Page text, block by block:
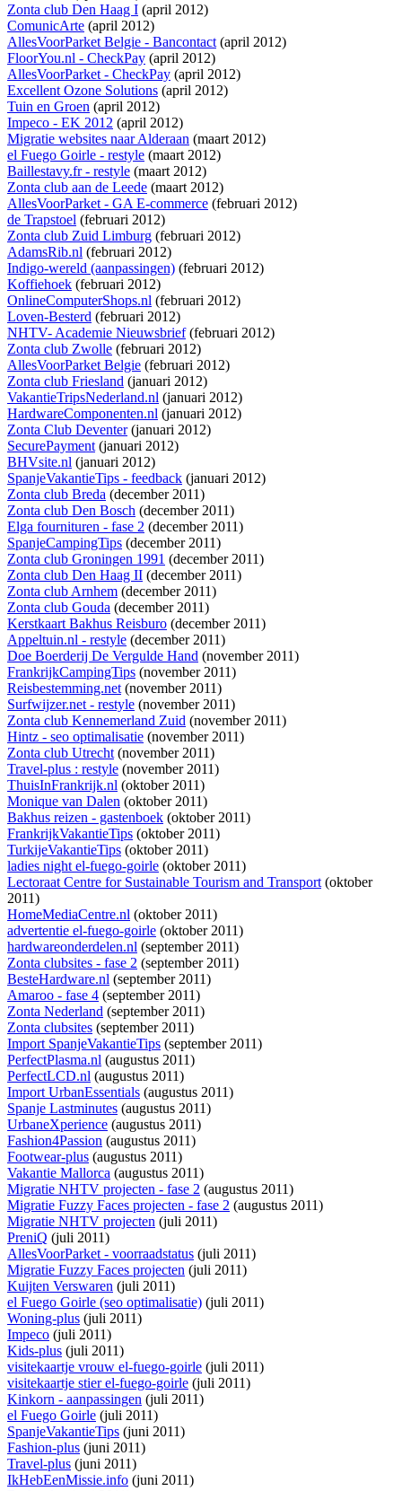
Zonta club Den Haag I (april 2012)
ComunicArte (april 2012)
AllesVoorParket Belgie - Bancontact(april 2012)
FloorYou.nl - CheckPay (april 2012)
AllesVoorParket - CheckPay (april 2012)
Excellent Ozone Solutions (april 2012)
Tuin en Groen (april 2012)
Impeco - EK 2012 (april 2012)
Migratie websites naar Alderaan (maart 2012)
el Fuego Goirle - restyle (maart 2012)
Baillestavy.fr - restyle (maart 2012)
Zonta club aan de Leede (maart 2012)
AllesVoorParket - GA E-commerce (februari 2012)
de Trapstoel (februari 2012)
Zonta club Zuid Limburg (februari 2012)
AdamsRib.nl (februari 2012)
Indigo-wereld (aanpassingen) (februari 2012)
Koffiehoek (februari 2012)
OnlineComputerShops.nl (februari 2012)
Loven-Besterd (februari 2012)
NHTV- Academie Nieuwsbrief(februari 2012)
Zonta club Zwolle (februari 2012)
AllesVoorParket Belgie (februari 2012)
Zonta club Friesland (januari 2012)
VakantieTripsNederland.nl (januari 2012)
HardwareComponenten.nl (januari 2012)
Zonta Club Deventer(januari 2012)
SecurePayment(januari 2012)
BHVsite.nl (januari 2012)
SpanjeVakantieTips - feedback (januari 2012)
Zonta club Breda (december 2011)
Zonta club Den Bosch (december 2011)
Elga fournituren - fase 2 (december 2011)
SpanjeCampingTips (december 2011)
Zonta club Groningen 1991 (december 2011)
Zonta club Den Haag II (december 2011)
Zonta club Arnhem (december 2011)
Zonta club Gouda (december 2011)
Kerstkaart Bakhus Reisburo (december 2011)
Appeltuin.nl - restyle (december 2011)
Doe Boerderij De Vergulde Hand (november 2011)
FrankrijkCampingTips (november 2011)
Reisbestemming.net(november 2011)
Surfwijzer.net - restyle (november 2011)
Zonta club Kennemerland Zuid (november 2011)
Hintz - seo optimalisatie (november 2011)
Zonta club Utrecht(november 2011)
Travel-plus : restyle (november 2011)
ThuisInFrankrijk.nl (oktober 2011)
Monique van Dalen (oktober 2011)
Bakhus reizen - gastenboek (oktober 2011)
FrankrijkVakantieTips (oktober 2011)
TurkijeVakantieTips (oktober 2011)
ladies night el-fuego-goirle (oktober 2011)
Lectoraat Centre for Sustainable Tourism and Transport(oktober
2011)
HomeMediaCentre.nl (oktober 2011)
advertentie el-fuego-goirle (oktober 2011)
hardwareonderdelen.nl (september 2011)
Zonta clubsites - fase 2 (september 2011)
BesteHardware.nl (september 2011)
Amaroo - fase 4 (september 2011)
Zonta Nederland (september 2011)
Zonta clubsites (september 2011)
Import SpanjeVakantieTips (september 2011)
PerfectPlasma.nl (augustus 2011)
PerfectLCD.nl (augustus 2011)
Import UrbanEssentials (augustus 2011)
Spanje Lastminutes (augustus 2011)
UrbaneXperience (augustus 2011)
Fashion4Passion (augustus 2011)
Footwear-plus (augustus 2011)
Vakantie Mallorca (augustus 2011)
Migratie NHTV projecten - fase 2 (augustus 2011)
Migratie Fuzzy Faces projecten - fase 2 (augustus 2011)
Migratie NHTV projecten (juli 2011)
PreniQ (juli 2011)
AllesVoorParket - voorraadstatus (juli 2011)
Migratie Fuzzy Faces projecten (juli 2011)
Kuijten Verswaren (juli 2011)
el Fuego Goirle (seo optimalisatie) (juli 2011)
Woning-plus (juli 2011)
Impeco (juli 2011)
Kids-plus (juli 2011)
visitekaartje vrouw el-fuego-goirle (juli 2011)
visitekaartje stier el-fuego-goirle (juli 2011)
Kinkorn - aanpassingen (juli 2011)
el Fuego Goirle (juli 2011)
SpanjeVakantieTips (juni 2011)
Fashion-plus (juni 2011)
Travel-plus (juni 2011)
IkHebEenMissie.info (juni 2011)